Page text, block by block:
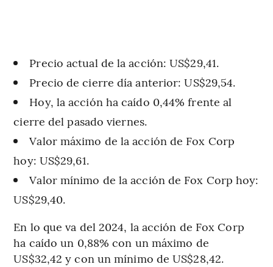
Precio actual de la acción: US$29,41.
Precio de cierre día anterior: US$29,54.
Hoy, la acción ha caído 0,44% frente al
cierre del pasado viernes.
Valor máximo de la acción de Fox Corp
hoy: US$29,61.
Valor mínimo de la acción de Fox Corp hoy:
US$29,40.
En lo que va del 2024, la acción de Fox Corp
ha caído un 0,88% con un máximo de
US$32,42 y con un mínimo de US$28,42.